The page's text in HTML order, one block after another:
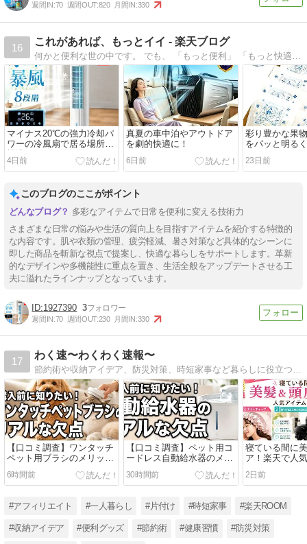
週間IN:70 週間OUT:820 月間IN:330
16
これがあれば、もっとイイ - 楽天ブログ
マイナス20℃の強力冷却パ
ワーの冷風扇で居る場所を
快適に！
4日前
真夏の車中泊やアウトドア
を劇的快適に！
6日前
彩り豊かな果
をパッと明る
ット🍊🍑
23日前
このブログのここがポイント
多彩なアイテムで日常を便利に変える技術力
さまざまな日常の悩みや生活の質向上を目指すアイテムを紹介する特徴的
な内容です。肌や衣類の管理、疲労軽減、暑さ対策など具体的なシーンに
即した商品を斬新な視点で提案し、快適な暮らしをサポートします。革新
的なデザインや多機能性に重点を置き、生活全般をアップデートさせる工
夫に溢れたラインナップとなっています。
1927390 3
週間IN:70 週間OUT:230 月間IN:330
17
わく速〜わくわく速報〜
節約術や収納アイデア、防災対策、時短家事など暮らしに役立つ情報を発信中。毎日の悩みを解決するヒントや便利グッズ、楽天ROOM活用術まで、実践しやすい内容をわかりやすく紹介しています
【口コミ調査】ワンタッチ
ペット用ブラシのメリッ
ト・デメリットを徹底分
析！抜け毛掃除の負担を減
6時間前
【口コミ調査】ペット用コ
ードレス自動給水器のメリ
ット・デメリットを徹底分
析
30時間前
寝ている間に
ア！楽天で人
テム3選【
2日前
#アフィリエイト #一人暮らし #片付け #時短家事 #楽天ROOM
#収納アイデア #便利グッズ #節約術 #健康習慣 #防災対策